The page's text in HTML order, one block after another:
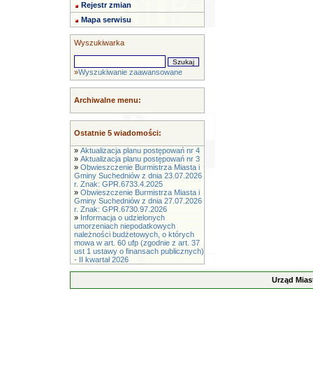
Rejestr zmian
Mapa serwisu
Wyszukiwarka
»Wyszukiwanie zaawansowane
Archiwalne menu:
Ostatnie 5 wiadomości:
» Aktualizacja planu postępowań nr 4
» Aktualizacja planu postępowań nr 3
» Obwieszczenie Burmistrza Miasta i
Gminy Suchedniów z dnia 23.07.2026
r. Znak: GPR.6733.4.2025
» Obwieszczenie Burmistrza Miasta i
Gminy Suchedniów z dnia 27.07.2026
r. Znak: GPR.6730.97.2026
» Informacja o udzielonych
umorzeniach niepodatkowych
należności budżetowych, o których
mowa w art. 60 ufp (zgodnie z art. 37
ust 1 ustawy o finansach publicznych)
- II kwartał 2026
Urząd